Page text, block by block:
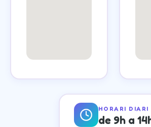
HORARI DIARI
de 9h a